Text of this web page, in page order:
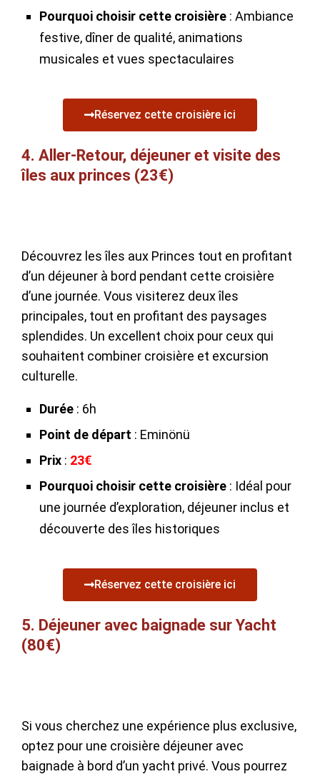
Pourquoi choisir cette croisière : Ambiance
festive, dîner de qualité, animations
musicales et vues spectaculaires
Réservez cette croisière ici
4. Aller-Retour, déjeuner et visite des
îles aux princes (23€)
Découvrez les îles aux Princes tout en profitant
d’un déjeuner à bord pendant cette croisière
d’une journée. Vous visiterez deux îles
principales, tout en profitant des paysages
splendides. Un excellent choix pour ceux qui
souhaitent combiner croisière et excursion
culturelle.
Durée : 6h
Point de départ : Eminönü
Prix : 23€
Pourquoi choisir cette croisière : Idéal pour
une journée d’exploration, déjeuner inclus et
découverte des îles historiques
Réservez cette croisière ici
5. Déjeuner avec baignade sur Yacht
(80€)
Si vous cherchez une expérience plus exclusive,
optez pour une croisière déjeuner avec
baignade à bord d’un yacht privé. Vous pourrez